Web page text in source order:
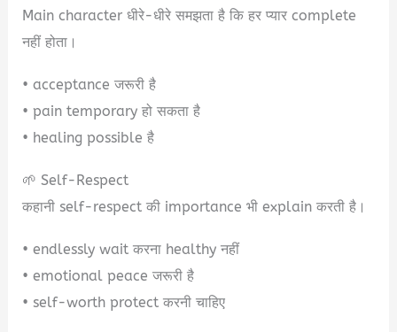
Main character धीरे-धीरे समझता है कि हर प्यार complete
नहीं होता।
• acceptance जरूरी है
• pain temporary हो सकता है
• healing possible है
🌱 Self-Respect
कहानी self-respect की importance भी explain करती है।
• endlessly wait करना healthy नहीं
• emotional peace जरूरी है
• self-worth protect करनी चाहिए